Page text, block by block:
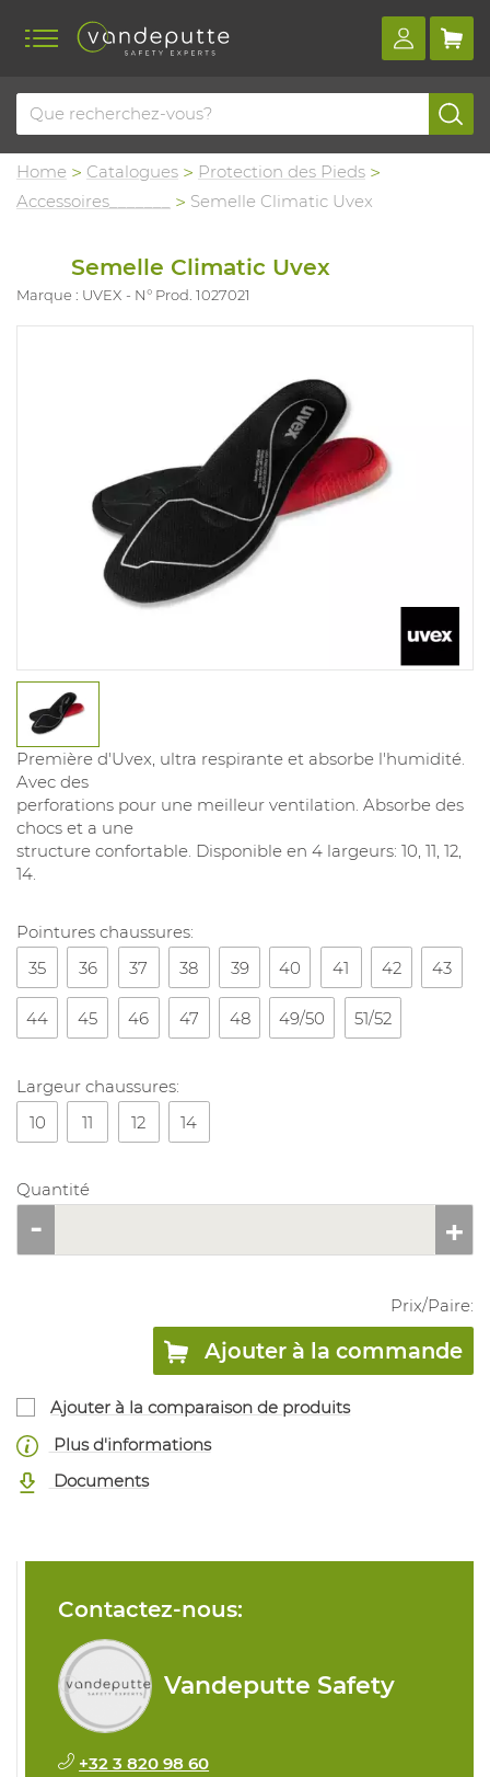
Home Catalogues
Protection des Pieds
Accessoires_______
Semelle Climatic Uvex
Semelle Climatic Uvex
Marque : UVEX N° Prod. 1027021
Première d'Uvex, ultra respirante et absorbe l'humidité.
Avec des
perforations pour une meilleur ventilation. Absorbe des
chocs et a une
structure confortable. Disponible en 4 largeurs: 10, 11, 12,
14.
Pointures chaussures:
35
36 37 38 39 40 41 42 43
44 45 46 47 48 49/50 51/52
Largeur chaussures:
10
11 12 14
Quantité
Prix/Paire:
Ajouter à la commande
Ajouter à la comparaison de produits
Plus d'informations
Documents
Contactez-nous:
Vandeputte Safety
+32 3 820 98 60